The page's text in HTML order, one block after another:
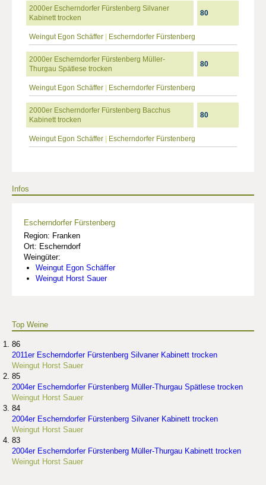
2000er Escherndorfer Fürstenberg Silvaner
Kabinett trocken
80
Weingut Egon Schäffer Escherndorfer Fürstenberg
2000er Escherndorfer Fürstenberg Müller-
Thurgau Spätlese trocken
80
Weingut Egon Schäffer Escherndorfer Fürstenberg
2000er Escherndorfer Fürstenberg Bacchus
Kabinett trocken
80
Weingut Egon Schäffer Escherndorfer Fürstenberg
Infos
Escherndorfer Fürstenberg
Region: Franken
Ort: Escherndorf
Weingüter:
Weingut Egon Schäffer
Weingut Horst Sauer
Top Weine
86
2011er Escherndorfer Fürstenberg Silvaner Kabinett trocken
Weingut Horst Sauer
85
2004er Escherndorfer Fürstenberg Müller-Thurgau Spätlese trocken
Weingut Horst Sauer
84
2004er Escherndorfer Fürstenberg Silvaner Kabinett trocken
Weingut Horst Sauer
83
2004er Escherndorfer Fürstenberg Müller-Thurgau Kabinett trocken
Weingut Horst Sauer